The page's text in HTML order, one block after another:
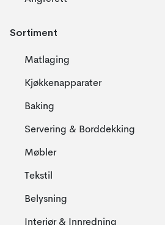
Sortiment
Matlaging
Kjøkkenapparater
Baking
Servering & Borddekking
Møbler
Tekstil
Belysning
Interiør & Innredning